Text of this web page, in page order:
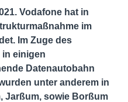
Vodafone hat in
im
Im Zuge des
in einigen
Datenautobahn
unter anderem in
Jarßum, sowie Borßum